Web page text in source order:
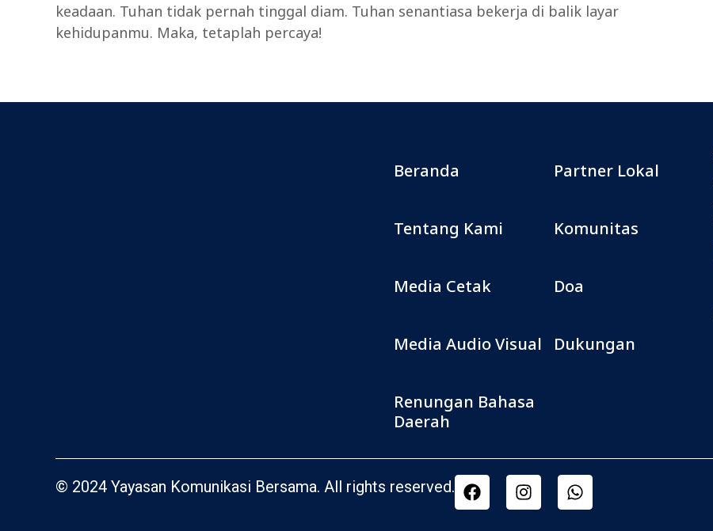
keadaan. Tuhan tidak pernah tinggal diam. Tuhan senantiasa bekerja di balik layar
kehidupanmu. Maka, tetaplah percaya!
Beranda
Tentang Kami
Media Cetak
Media Audio Visual
Renungan Bahasa
Daerah
Partner Lokal
Komunitas
Doa
Dukungan
© 2024 Yayasan Komunikasi Bersama. All rights reserved.